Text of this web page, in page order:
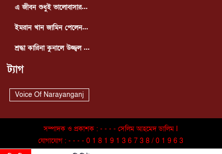
এ জীবন শুধুই ভালোবাসার...
ইমরান খান জামিন পেলেন...
শ্রদ্ধা কারিনা কুনালে উজ্জ্বল ...
ট্যাগ
Voice Of Narayanganj
সম্পাদক ও প্রকাশক : - - - - সেলিম আহমেদ ডালিম I
যোগাযোগ : - - - - 0 1 8 1 9 1 3 6 7 3 8 / 0 1 9 6 3